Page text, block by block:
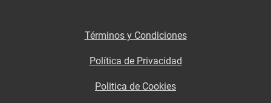
Términos y Condiciones
Política de Privacidad
Politica de Cookies